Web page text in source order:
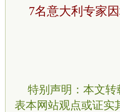
7名意大利专家
特别声明：本文
表本网站观点或证实